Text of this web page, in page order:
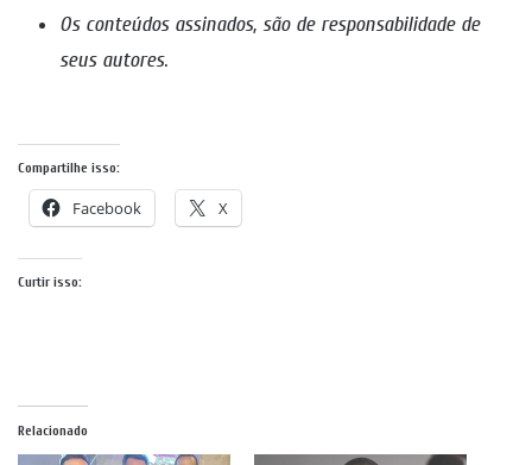
Os conteúdos assinados, são de responsabilidade de
seus autores.
Compartilhe isso:
Facebook X
Curtir isso:
Relacionado